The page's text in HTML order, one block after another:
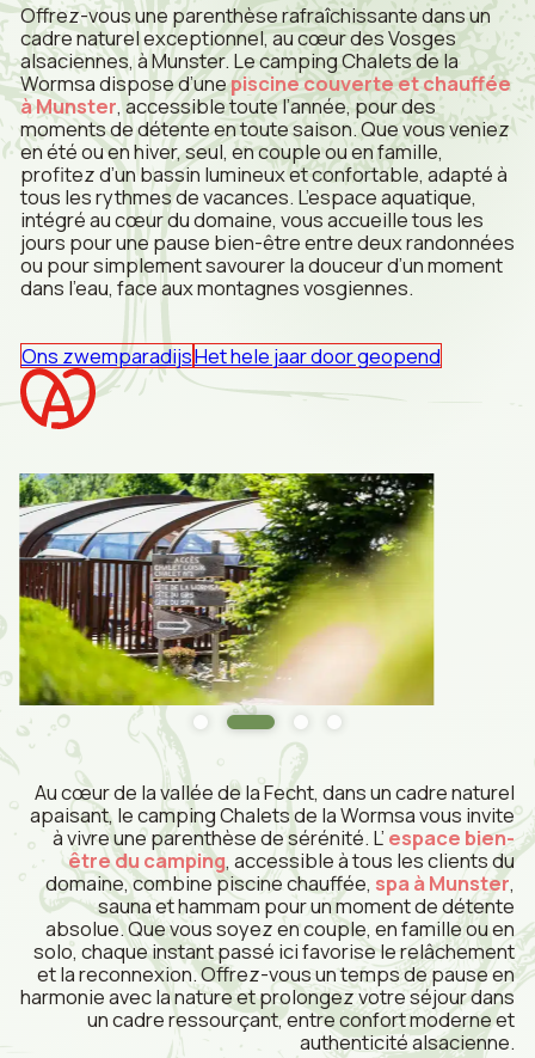
Offrez-vous une parenthèse rafraîchissante dans un
cadre naturel exceptionnel, au cœur des Vosges
alsaciennes, à Munster. Le camping Chalets de la
Wormsa dispose d’unepiscine couverte et chauffée
à Munster, accessible toute l’année, pour des
moments de détente en toute saison. Que vous veniez
en été ou en hiver, seul, en couple ou en famille,
profitez d’un bassin lumineux et confortable, adapté à
tous les rythmes de vacances. L’espace aquatique,
intégré au cœur du domaine, vous accueille tous les
jours pour une pause bien-être entre deux randonnées
ou pour simplement savourer la douceur d’un moment
dans l’eau, face aux montagnes vosgiennes.
Ons zwemparadijsHet hele jaar door geopend
Au cœur de la vallée de la Fecht, dans un cadre naturel
apaisant, le camping Chalets de la Wormsa vous invite
à vivre une parenthèse de sérénité. L’ espace bien-
être du camping, accessible à tous les clients du
domaine, combine piscine chauffée, spa à Munster,
sauna et hammam pour un moment de détente
absolue. Que vous soyez en couple, en famille ou en
solo, chaque instant passé ici favorise le relâchement
et la reconnexion. Offrez-vous un temps de pause en
harmonie avec la nature et prolongez votre séjour dans
un cadre ressourçant, entre confort moderne et
authenticité alsacienne.